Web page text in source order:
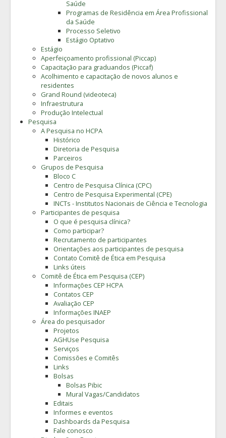
Saúde
Programas de Residência em Área Profissional
da Saúde
Processo Seletivo
Estágio Optativo
Estágio
Aperfeiçoamento profissional (Piccap)
Capacitação para graduandos (Piccaf)
Acolhimento e capacitação de novos alunos e
residentes
Grand Round (videoteca)
Infraestrutura
Produção Intelectual
Pesquisa
A Pesquisa no HCPA
Histórico
Diretoria de Pesquisa
Parceiros
Grupos de Pesquisa
Bloco C
Centro de Pesquisa Clínica (CPC)
Centro de Pesquisa Experimental (CPE)
INCTs - Institutos Nacionais de Ciência e Tecnologia
Participantes de pesquisa
O que é pesquisa clínica?
Como participar?
Recrutamento de participantes
Orientações aos participantes de pesquisa
Contato Comitê de Ética em Pesquisa
Links úteis
Comitê de Ética em Pesquisa (CEP)
Informações CEP HCPA
Contatos CEP
Avaliação CEP
Informações INAEP
Área do pesquisador
Projetos
AGHUse Pesquisa
Serviços
Comissões e Comitês
Links
Bolsas
Bolsas Pibic
Mural Vagas/Candidatos
Editais
Informes e eventos
Dashboards da Pesquisa
Fale conosco